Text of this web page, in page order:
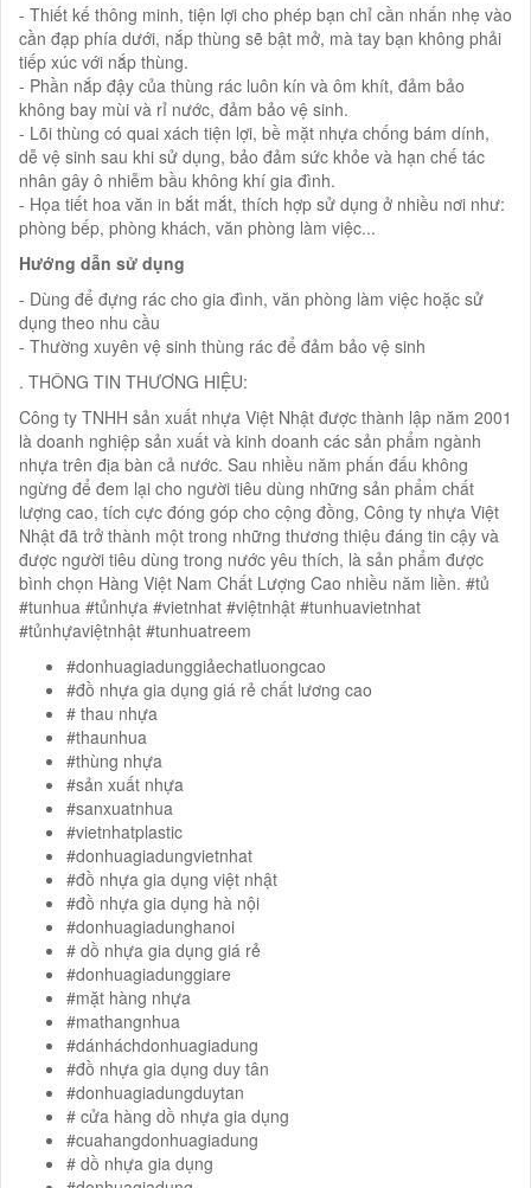
- Thiết kế thông minh, tiện lợi cho phép bạn chỉ cần nhấn nhẹ vào
cần đạp phía dưới, nắp thùng sẽ bật mở, mà tay bạn không phải
tiếp xúc với nắp thùng.
- Phần nắp đậy của thùng rác luôn kín và ôm khít, đảm bảo
không bay mùi và rỉ nước, đảm bảo vệ sinh.
- Lõi thùng có quai xách tiện lợi, bề mặt nhựa chống bám dính,
dễ vệ sinh sau khi sử dụng, bảo đảm sức khỏe và hạn chế tác
nhân gây ô nhiễm bầu không khí gia đình.
- Họa tiết hoa văn in bắt mắt, thích hợp sử dụng ở nhiều nơi như:
phòng bếp, phòng khách, văn phòng làm việc...
Hướng dẫn sử dụng
- Dùng để đựng rác cho gia đình, văn phòng làm việc hoặc sử
dụng theo nhu cầu
- Thường xuyên vệ sinh thùng rác để đảm bảo vệ sinh
. THÔNG TIN THƯƠNG HIỆU:
Công ty TNHH sản xuất nhựa Việt Nhật được thành lập năm 2001
là doanh nghiệp sản xuất và kinh doanh các sản phẩm ngành
nhựa trên địa bàn cả nước. Sau nhiều năm phấn đấu không
ngừng để đem lại cho người tiêu dùng những sản phẩm chất
lượng cao, tích cực đóng góp cho cộng đồng, Công ty nhựa Việt
Nhật đã trở thành một trong những thương thiệu đáng tin cậy và
được người tiêu dùng trong nước yêu thích, là sản phẩm được
bình chọn Hàng Việt Nam Chất Lượng Cao nhiều năm liền. #tủ
#tunhua #tủnhựa #vietnhat #việtnhật #tunhuavietnhat
#tủnhựaviệtnhật #tunhuatreem
#donhuagiadunggiảechatluongcao
#đồ nhựa gia dụng giá rẻ chất lương cao
# thau nhựa
#thaunhua
#thùng nhựa
#sản xuất nhựa
#sanxuatnhua
#vietnhatplastic
#donhuagiadungvietnhat
#đồ nhựa gia dụng việt nhật
#đồ nhựa gia dụng hà nội
#donhuagiadunghanoi
# dồ nhựa gia dụng giá rẻ
#donhuagiadunggiare
#mặt hàng nhựa
#mathangnhua
#dánháchdonhuagiadung
#đồ nhựa gia dụng duy tân
#donhuagiadungduytan
# cửa hàng dồ nhựa gia dụng
#cuahangdonhuagiadung
# dồ nhựa gia dụng